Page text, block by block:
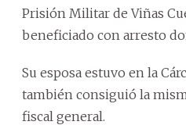
Prisión Militar de Viñas
beneficiado con arresto
Su esposa estuvo en la
también consiguió la
fiscal general.